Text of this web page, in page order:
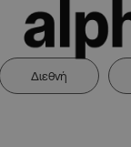
Διεθνή